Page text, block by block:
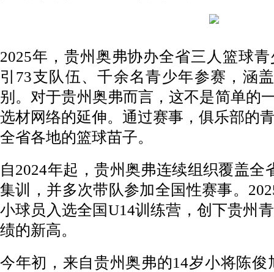
2025年，贵州奥弗协办全省三人篮球
引73支队伍、千余名青少年参赛，涵
别。对于贵州奥弗而言，这不是简单的
选材网络的延伸。通过赛事，俱乐部的
全省各地的篮球苗子。
自2024年起，贵州奥弗连续组织覆盖全
集训，并多次带队参加全国性赛事。
小球员入选全国U14训练营，创下贵州
绩的新高。
今年初，来自贵州奥弗的14岁小将陈俊